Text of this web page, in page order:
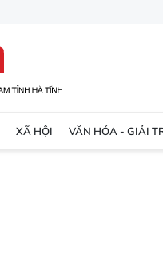
XÃ HỘI VĂN HÓA - GIẢI